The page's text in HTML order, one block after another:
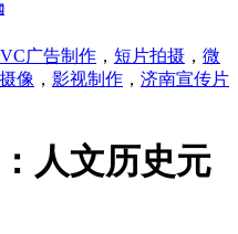
广告制作 ， 短片拍摄 ， 微
像 ， 影视制作 ， 济南宣传片
人文历史元